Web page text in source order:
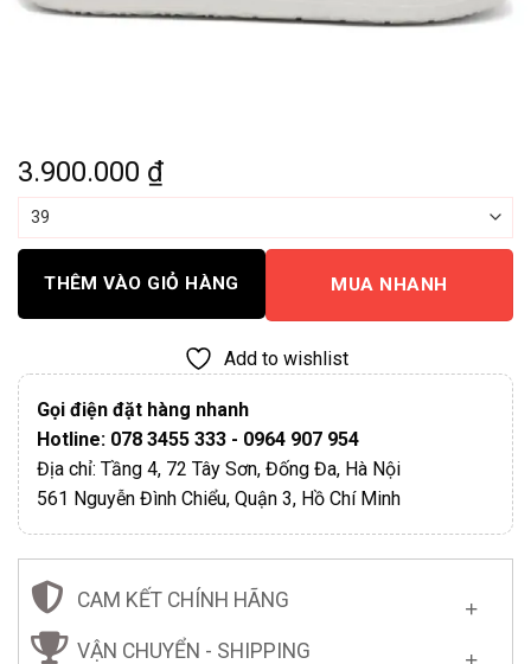
3.900.000 ₫
THÊM VÀO GIỎ HÀNG MUA NHANH
Add to wishlist
Gọi điện đặt hàng nhanh
Hotline: 078 3455 333 - 0964 907 954
Địa chỉ: Tầng 4, 72 Tây Sơn, Đống Đa, Hà Nội
561 Nguyễn Đình Chiểu, Quận 3, Hồ Chí Minh
CAM KẾT CHÍNH HÃNG
VẬN CHUYỂN - SHIPPING